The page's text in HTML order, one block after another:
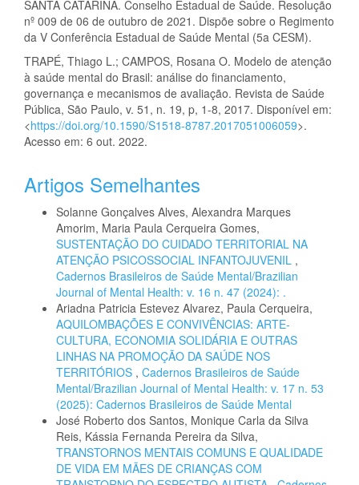
SANTA CATARINA. Conselho Estadual de Saúde. Resolução
nº 009 de 06 de outubro de 2021. Dispõe sobre o Regimento
da V Conferência Estadual de Saúde Mental (5a CESM).
TRAPÉ, Thiago L.; CAMPOS, Rosana O. Modelo de atenção
à saúde mental do Brasil: análise do financiamento,
governança e mecanismos de avaliação. Revista de Saúde
Pública, São Paulo, v. 51, n. 19, p, 1-8, 2017. Disponível em:
<https://doi.org/10.1590/S1518-8787.2017051006059>.
Acesso em: 6 out. 2022.
Artigos Semelhantes
Solanne Gonçalves Alves, Alexandra Marques
Amorim, Maria Paula Cerqueira Gomes,
SUSTENTAÇÃO DO CUIDADO TERRITORIAL NA
ATENÇÃO PSICOSSOCIAL INFANTOJUVENIL ,
Cadernos Brasileiros de Saúde Mental/Brazilian
Journal of Mental Health: v. 16 n. 47 (2024): .
Ariadna Patricia Estevez Alvarez, Paula Cerqueira,
AQUILOMBAÇÕES E CONVIVÊNCIAS: ARTE-
CULTURA, ECONOMIA SOLIDÁRIA E OUTRAS
LINHAS NA PROMOÇÃO DA SAÚDE NOS
TERRITÓRIOS , Cadernos Brasileiros de Saúde
Mental/Brazilian Journal of Mental Health: v. 17 n. 53
(2025): Cadernos Brasileiros de Saúde Mental
José Roberto dos Santos, Monique Carla da Silva
Reis, Kássia Fernanda Pereira da Silva,
TRANSTORNOS MENTAIS COMUNS E QUALIDADE
DE VIDA EM MÃES DE CRIANÇAS COM